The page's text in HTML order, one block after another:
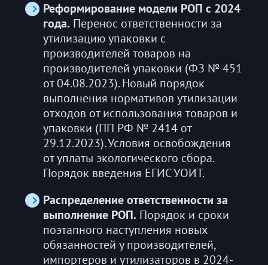
Реформирование модели РОП с 2024
года. Перенос ответственности за
утилизацию упаковки с
производителей товаров на
производителей упаковки (ФЗ № 451
от 04.08.2023). Новый порядок
выполнения нормативов утилизации
отходов от использования товаров и
упаковки (ПП РФ № 2414 от
29.12.2023). Условия освобождения
от уплаты экологического сбора.
Порядок введения ЕГИС УОИТ.
Распределение ответственности за
выполнение РОП. Порядок и сроки
поэтапного наступления новых
обязанностей у производителей,
импортеров и утилизаторов в 2024-